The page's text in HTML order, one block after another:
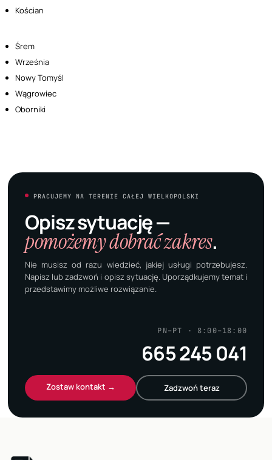
Kościan
Śrem
Września
Nowy Tomyśl
Wągrowiec
Oborniki
PRACUJEMY NA TERENIE CAŁEJ WIELKOPOLSKI
Opisz sytuację —
pomożemy dobrać zakres.
Nie musisz od razu wiedzieć, jakiej usługi potrzebujesz.
Napisz lub zadzwoń i opisz sytuację. Uporządkujemy temat i
przedstawimy możliwe rozwiązanie.
PN–PT · 8:00–18:00
665 245 041
Zostaw kontakt → Zadzwoń teraz